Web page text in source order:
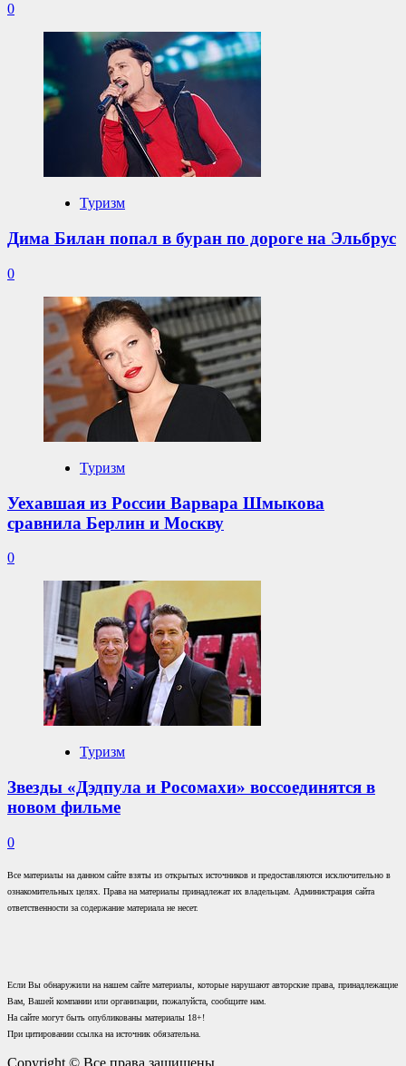
0
Туризм
Дима Билан попал в буран по дороге на Эльбрус
0
Туризм
Уехавшая из России Варвара Шмыкова
сравнила Берлин и Москву
0
Туризм
Звезды «Дэдпула и Росомахи» воссоединятся в
новом фильме
0
Все материалы на данном сайте взяты из открытых источников и предоставляются исключительно в
ознакомительных целях. Права на материалы принадлежат их владельцам. Администрация сайта
ответственности за содержание материала не несет.
Если Вы обнаружили на нашем сайте материалы, которые нарушают авторские права, принадлежащие
Вам, Вашей компании или организации, пожалуйста, сообщите нам.
На сайте могут быть опубликованы материалы 18+!
При цитировании ссылка на источник обязательна.
Copyright © Все права защищены.